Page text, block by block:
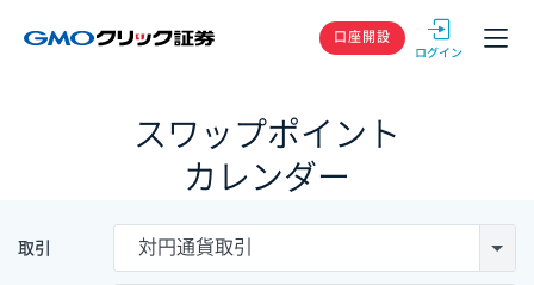
GMOクリック
口座開設
スワップポイント
カレンダー
取引 対円通貨取引